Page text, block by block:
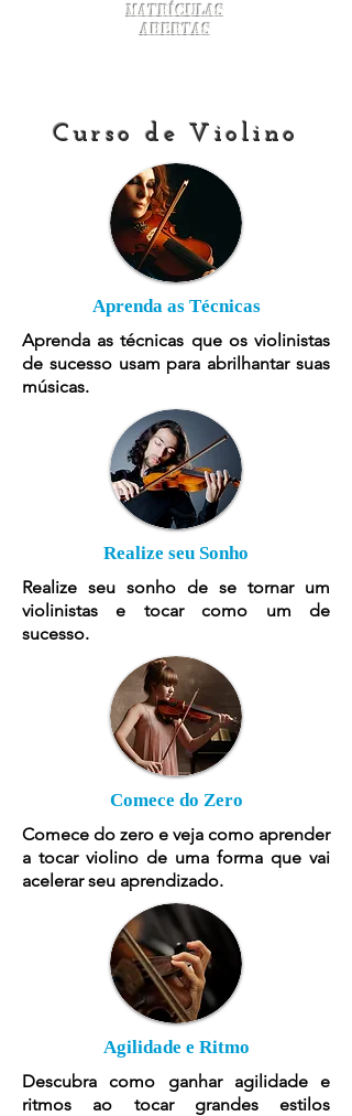
Matrículas
Abertas
Curso de Violino
Aprenda as Técnicas
Aprenda as técnicas que os violinistas
de sucesso usam para abrilhantar suas
músicas.
Realize seu Sonho
Realize seu sonho de se tornar um
violinistas e tocar como um de
sucesso.
Comece do Zero
Comece do zero e veja como aprender
a tocar violino de uma forma que vai
acelerar seu aprendizado.
Agilidade e Ritmo
Descubra como ganhar agilidade e
ritmos ao tocar grandes estilos